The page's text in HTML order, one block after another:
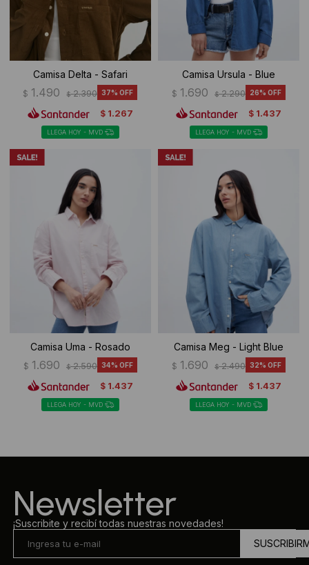
Camisa Delta - Safari
$ 1.490 $ 2.390 37
$ 1.267
LLEGA HOY - MVD
Camisa Ursula - Blue
$ 1.690 $ 2.290 26
$ 1.437
LLEGA HOY - MVD
Camisa Uma - Rosado
$ 1.690 $ 2.590 34
$ 1.437
LLEGA HOY - MVD
Camisa Meg - Light Blue
$ 1.690 $ 2.490 32
$ 1.437
LLEGA HOY - MVD
Newsletter
¡Suscribite y recibí todas nuestras novedades!